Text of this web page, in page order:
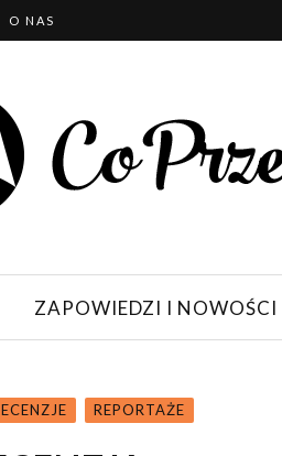
O NAS
ZAPOWIEDZI I NOWOŚCI
REPORTAŻE